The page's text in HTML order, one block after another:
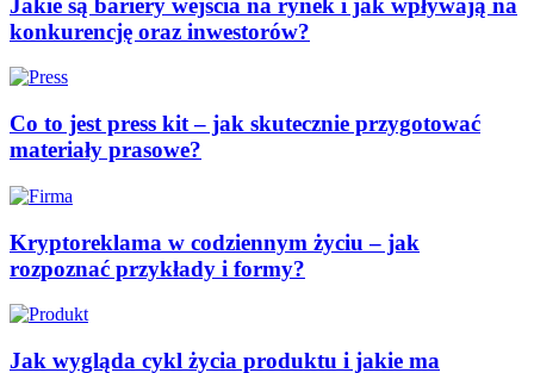
konkurencję oraz inwestorów?
Co to jest press kit – jak skutecznie przygotować
materiały prasowe?
Kryptoreklama w codziennym życiu – jak
rozpoznać przykłady i formy?
Jak wygląda cykl życia produktu i jakie ma